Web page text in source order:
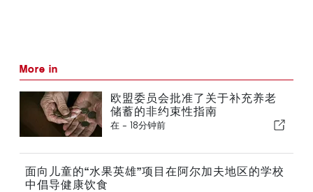
More in
欧盟委员会批准了关于补充养老
储蓄的非约束性指南
在 - 18分钟前
面向儿童的“水果英雄”项目在阿尔加夫地区的学校
中倡导健康饮食